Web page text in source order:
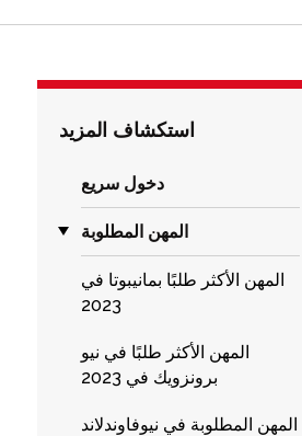
استكشاف المزيد
دخول سريع
المهن المطلوبة
المهن الأكثر طلبًا بمانيبوتا في
2023
المهن الأكثر طلبًا في نيو
برونزويك في 2023
المهن المطلوبة في نيوفاوندلاند